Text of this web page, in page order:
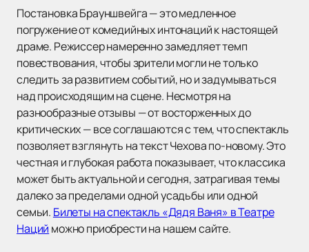
Постановка Брауншвейга — это медленное
погружение от комедийных интонаций к настоящей
драме. Режиссер намеренно замедляет темп
повествования, чтобы зрители могли не только
следить за развитием событий, но и задумываться
над происходящим на сцене. Несмотря на
разнообразные отзывы — от восторженных до
критических — все соглашаются с тем, что спектакль
позволяет взглянуть на текст Чехова по-новому. Это
честная и глубокая работа показывает, что классика
может быть актуальной и сегодня, затрагивая темы
далеко за пределами одной усадьбы или одной
семьи. Билеты на спектакль «Дядя Ваня» в Театре
Наций можно приобрести на нашем сайте.